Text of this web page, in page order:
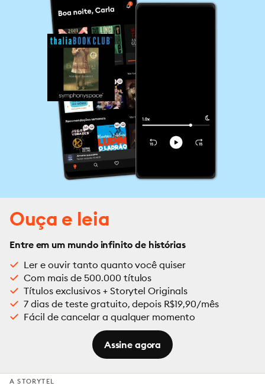
Ouça e leia
Entre em um mundo infinito de histórias
Ler e ouvir tanto quanto você quiser
Com mais de 500.000 títulos
Títulos exclusivos + Storytel Originals
7 dias de teste gratuito, depois R$19,90/mês
Fácil de cancelar a qualquer momento
Assine agora
A STORYTEL